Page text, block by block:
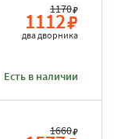
1170
1112
два дворника
Есть в наличии
1660